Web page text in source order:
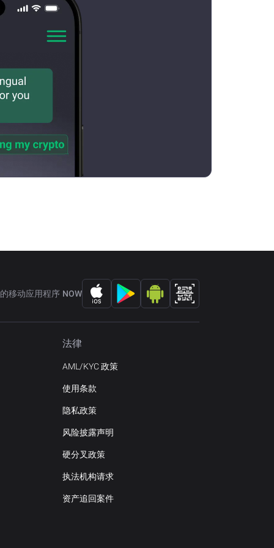
移动应用程序 NOW
法律
AML/KYC 政策
使用条款
隐私政策
风险披露声明
硬分叉政策
执法机构请求
资产追回案件